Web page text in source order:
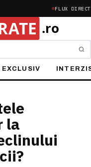
FLUX DIRECT
EXCLUSIV
la